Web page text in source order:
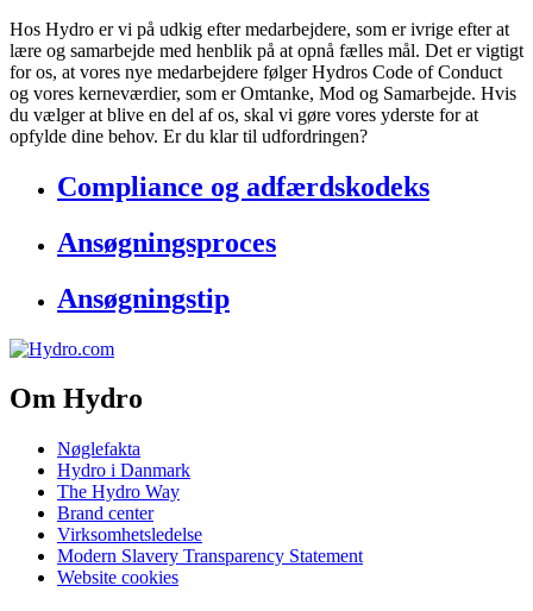
Hos Hydro er vi på udkig efter medarbejdere, som er ivrige efter at
lære og samarbejde med henblik på at opnå fælles mål. Det er vigtigt
for os, at vores nye medarbejdere følger Hydros Code of Conduct
og vores kerneværdier, som er Omtanke, Mod og Samarbejde. Hvis
du vælger at blive en del af os, skal vi gøre vores yderste for at
opfylde dine behov. Er du klar til udfordringen?
Compliance og adfærdskodeks
Ansøgningsproces
Ansøgningstip
Om Hydro
Nøglefakta
Hydro i Danmark
The Hydro Way
Brand center
Virksomhetsledelse
Modern Slavery Transparency Statement
Website cookies